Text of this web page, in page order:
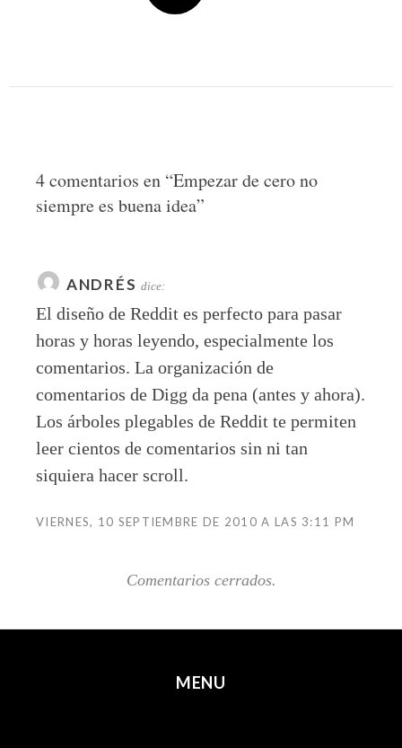
4 comentarios en “Empezar de cero no
siempre es buena idea”
ANDRÉS dice:
El diseño de Reddit es perfecto para pasar
horas y horas leyendo, especialmente los
comentarios. La organización de
comentarios de Digg da pena (antes y ahora).
Los árboles plegables de Reddit te permiten
leer cientos de comentarios sin ni tan
siquiera hacer scroll.
VIERNES, 10 SEPTIEMBRE DE 2010 A LAS 3:11 PM
Comentarios cerrados.
MENU